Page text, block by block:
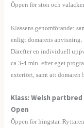
Öppen för ston och
Klassens genomförande:
enligt domarens anvisning.
Därefter en individuell
ca 3-4 min. efter eget
exteriört, samt att domaren
Klass: Welsh
Open
Öppen för hingstar.